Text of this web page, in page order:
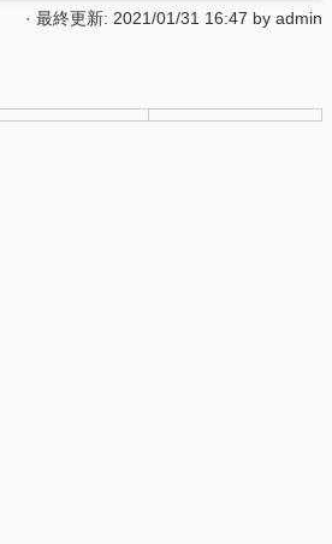
· 最終更新: 2021/01/31 16:47 by admin